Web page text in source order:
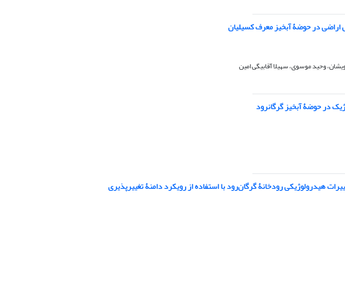
در حوضۀ آبخیز معرف کسیلیان
وحید موسوی، سهیلا آقابیگی امین
در حوضۀ آبخیز گرگانرود
هیدرولوژیکی رودخانۀ گرگان‌رود با استفاده از رویکرد دامنۀ تغییرپذیری